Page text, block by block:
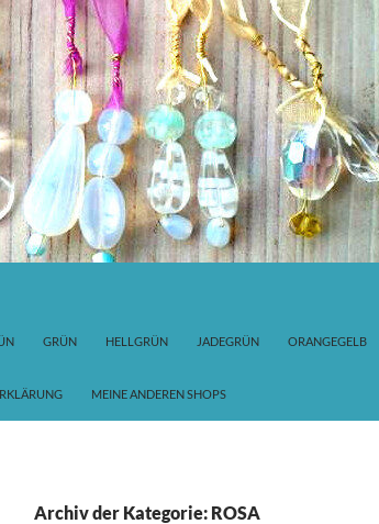
GRÜN HELLGRÜN JADEGRÜN ORANGEGELB
MEINE ANDEREN SHOPS
Archiv der Kategorie: ROSA